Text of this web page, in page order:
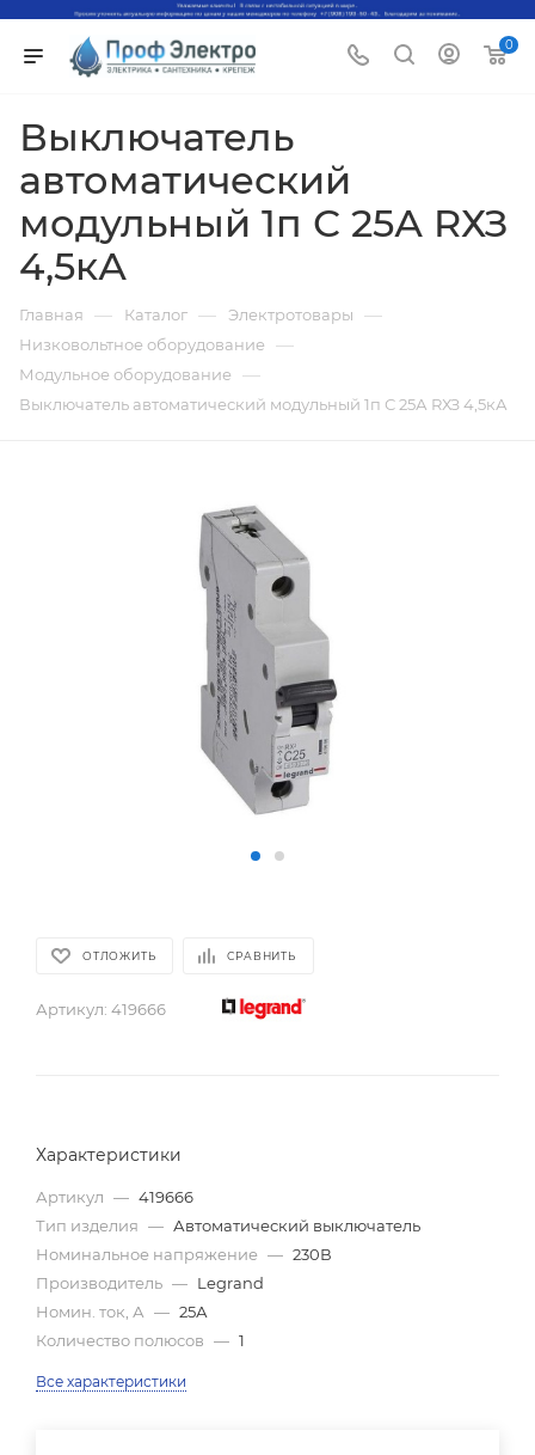
0
Выключатель
автоматический
модульный 1п С 25А RХЗ
4,5кА
Главная — Каталог — Электротовары —
Низковольтное оборудование —
Модульное оборудование —
Выключатель автоматический модульный 1п С 25А RХЗ 4,5кА
ОТЛОЖИТЬ СРАВНИТЬ
Артикул: 419666
Характеристики
Артикул — 419666
Тип изделия — Автоматический выключатель
Номинальное напряжение — 230В
Производитель — Legrand
Номин. ток, А — 25А
Количество полюсов — 1
Все характеристики